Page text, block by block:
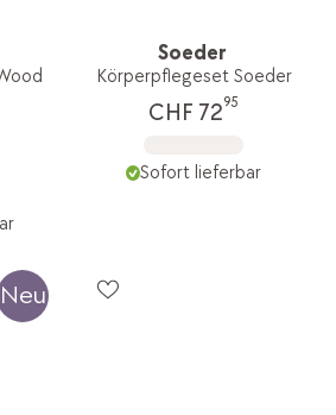
Soeder
Körperpflegeset Soeder
CHF 7295
Sofort lieferbar
Neu